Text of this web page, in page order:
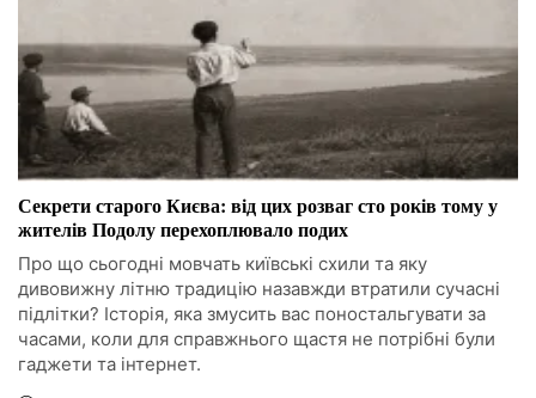
Секрети старого Києва: від цих розваг сто років тому у
жителів Подолу перехоплювало подих
Про що сьогодні мовчать київські схили та яку
дивовижну літню традицію назавжди втратили сучасні
підлітки? Історія, яка змусить вас поностальгувати за
часами, коли для справжнього щастя не потрібні були
гаджети та інтернет.